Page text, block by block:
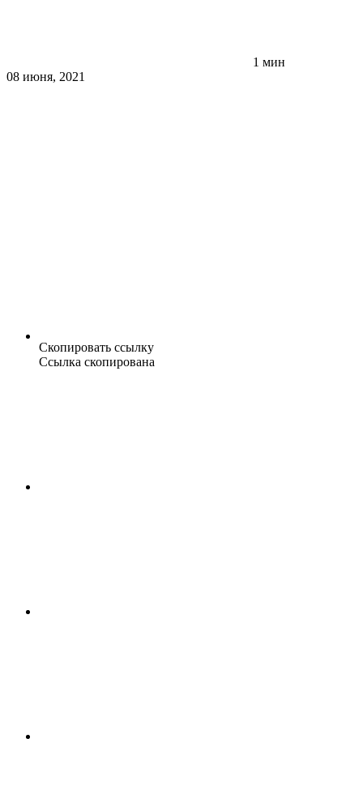
1 мин
08 июня, 2021
Скопировать ссылку
Ссылка скопирована